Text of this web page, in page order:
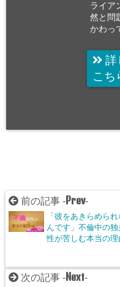
ライア
然と問
かわっ
詳
こち
前の記事 -Prev-
「彼をあきらめら
んです」不倫中の
性が苦しむ本当の理
次の記事 -Next-